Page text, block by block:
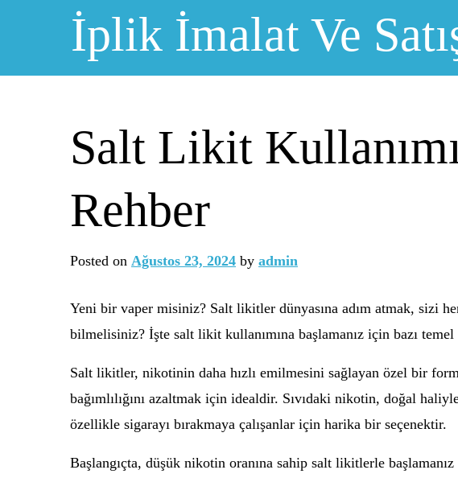
İplik İmalat Ve
Salt Likit
Rehber
Posted on Ağustos 23, 2024 by admin
Yeni bir vaper misiniz? Salt likitler dünyasına adım atmak, sizi
bilmelisiniz? İşte salt likit kullanımına başlamanız için bazı temel
Salt likitler, nikotinin daha hızlı emilmesini sağlayan özel bir
bağımlılığını azaltmak için idealdir. Sıvıdaki nikotin, doğal
özellikle sigarayı bırakmaya çalışanlar için harika bir seçenektir.
Başlangıçta, düşük nikotin oranına sahip salt likitlerle